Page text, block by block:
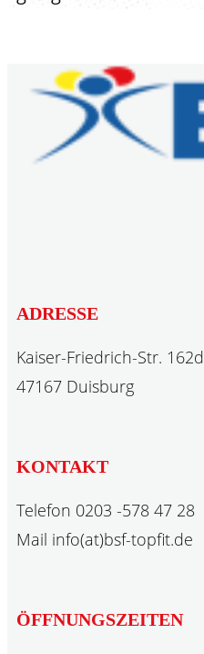
ADRESSE
Kaiser-Friedrich-Str. 162d
47167 Duisburg
KONTAKT
Telefon 0203 -578 47 28
Mail info(at)bsf-topfit.de
ÖFFNUNGSZEITEN